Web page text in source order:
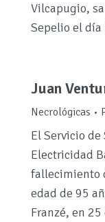
Vilcapugio,
Sepelio el
Juan
Necrológicas
El Servicio
Electricidad
fallecimiento
edad de 95
Franzé, en